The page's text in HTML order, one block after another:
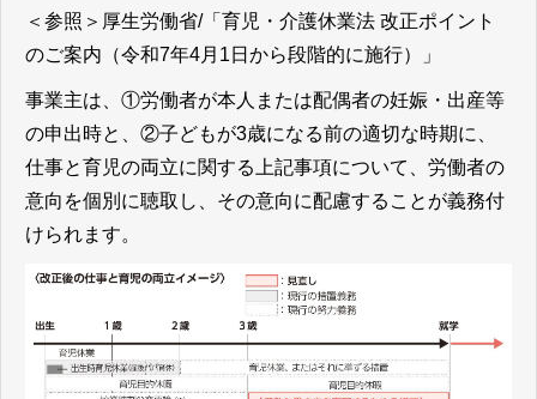
＜参照＞ 厚生労働省/「育児・介護休業法 改正ポイント
のご案内（令和7年4月1日から段階的に施行）」
事業主は、①労働者が本人または配偶者の妊娠・出産等
の申出時と、②子どもが3歳になる前の適切な時期に、
仕事と育児の両立に関する上記事項について、労働者の
意向を個別に聴取し、その意向に配慮することが義務付
けられます。